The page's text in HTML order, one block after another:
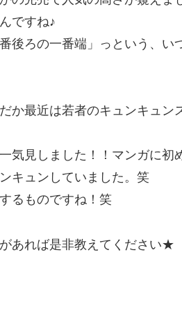
ですね♪
後ろの一番端」っという、い
か最近は若者のキュンキュン
気見しました！！マンガに初
キュンしていました。笑
るものですね！笑
あれば是非教えてください★